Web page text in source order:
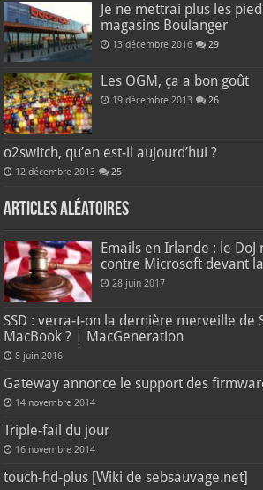
Je ne mettrai plus les
magasins Boulanger
13 décembre 2016 29
Les OGM, ça a bon goût
19 décembre 2013 26
o2switch, qu’en est-il aujourd’hui ?
12 décembre 2013 25
Articles aléatoires
Emails en Irlande : le
contre Microsoft devant
28 juin 2017
SSD : verra-t-on la dernière merveille de
MacBook ? | MacGeneration
8 juin 2016
Gateway annonce le support des
14 novembre 2014
Triple-fail du jour
16 novembre 2014
touch-hd-plus [Wiki de sebsauvage.net]